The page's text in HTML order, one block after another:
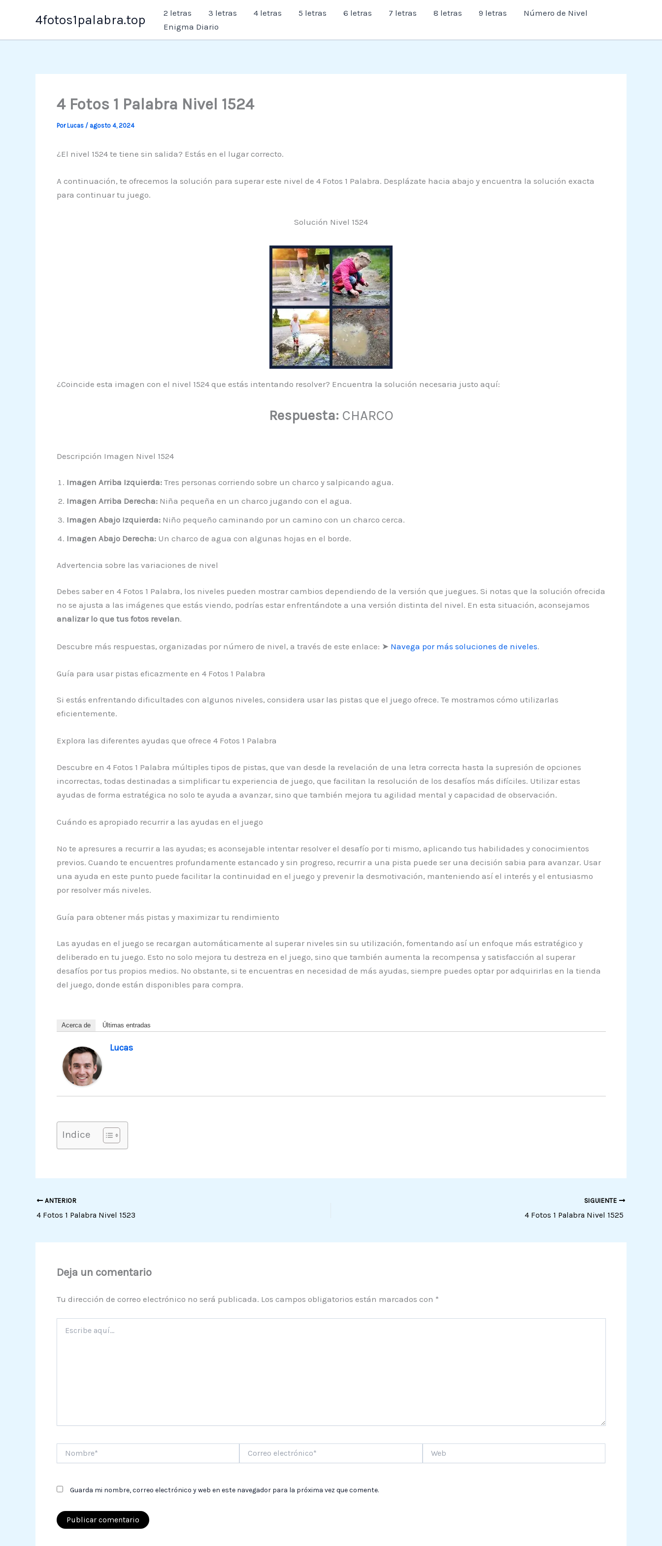
4fotos1palabra.top 2 letras 3 letras 4 letras 5 letras 6 letras 7 letras 8 letras 9 letras
Número de Nivel
Enigma Diario
4 Fotos 1 Palabra Nivel 1524
PorLucas / agosto 4, 2024
¿El nivel 1524 te tiene sin salida? Estás en el lugar correcto.
A continuación, te ofrecemos la solución para superar este nivel de 4 Fotos 1 Palabra. Desplázate hacia abajo y encuentra la solución exacta
para continuar tu juego.
Solución Nivel 1524
¿Coincide esta imagen con el nivel 1524 que estás intentando resolver? Encuentra la solución necesaria justo aquí:
Respuesta: CHARCO
Descripción Imagen Nivel 1524
Imagen Arriba Izquierda:Tres personas corriendo sobre un charco y salpicando agua.
Imagen Arriba Derecha:Niña pequeña en un charco jugando con el agua.
Imagen Abajo Izquierda:Niño pequeño caminando por un camino con un charco cerca.
Imagen Abajo Derecha:Un charco de agua con algunas hojas en el borde.
Advertencia sobre las variaciones de nivel
Debes saber en 4 Fotos 1 Palabra, los niveles pueden mostrar cambios dependiendo de la versión que juegues. Si notas que la solución ofrecida
no se ajusta a las imágenes que estás viendo, podrías estar enfrentándote a una versión distinta del nivel. En esta situación, aconsejamos
analizar lo que tus fotos revelan.
Descubre más respuestas, organizadas por número de nivel, a través de este enlace: ➤ Navega por más soluciones de niveles.
Guía para usar pistas eficazmente en 4 Fotos 1 Palabra
Si estás enfrentando dificultades con algunos niveles, considera usar las pistas que el juego ofrece. Te mostramos cómo utilizarlas
eficientemente.
Explora las diferentes ayudas que ofrece 4 Fotos 1 Palabra
Descubre en 4 Fotos 1 Palabra múltiples tipos de pistas, que van desde la revelación de una letra correcta hasta la supresión de opciones
incorrectas, todas destinadas a simplificar tu experiencia de juego, que facilitan la resolución de los desafíos más difíciles. Utilizar estas
ayudas de forma estratégica no solo te ayuda a avanzar, sino que también mejora tu agilidad mental y capacidad de observación.
Cuándo es apropiado recurrir a las ayudas en el juego
No te apresures a recurrir a las ayudas; es aconsejable intentar resolver el desafío por ti mismo, aplicando tus habilidades y conocimientos
previos. Cuando te encuentres profundamente estancado y sin progreso, recurrir a una pista puede ser una decisión sabia para avanzar. Usar
una ayuda en este punto puede facilitar la continuidad en el juego y prevenir la desmotivación, manteniendo así el interés y el entusiasmo
por resolver más niveles.
Guía para obtener más pistas y maximizar tu rendimiento
Las ayudas en el juego se recargan automáticamente al superar niveles sin su utilización, fomentando así un enfoque más estratégico y
deliberado en tu juego. Esto no solo mejora tu destreza en el juego, sino que también aumenta la recompensa y satisfacción al superar
desafíos por tus propios medios. No obstante, si te encuentras en necesidad de más ayudas, siempre puedes optar por adquirirlas en la tienda
del juego, donde están disponibles para compra.
Acerca de Últimas entradas
Lucas
Indice
ANTERIOR
4 Fotos 1 Palabra Nivel 1523
SIGUIENTE
4 Fotos 1 Palabra Nivel 1525
Deja un comentario
Tu dirección de correo electrónico no será publicada. Los campos obligatorios están marcados con *
aquí...
electrónico*
Guarda mi nombre, correo electrónico y web en este navegador para la próxima vez que comente.